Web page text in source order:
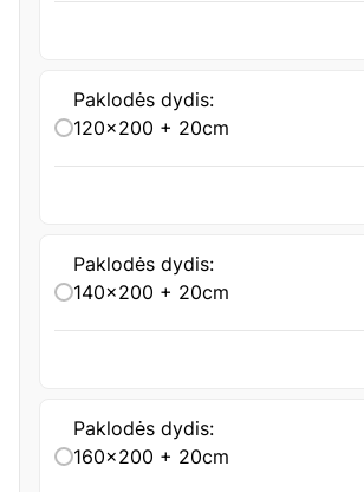
Paklodės dydis:
120x200 + 20cm
Paklodės dydis:
140x200 + 20cm
Paklodės dydis:
160x200 + 20cm